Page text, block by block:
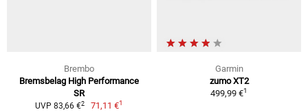
Brembo
Bremsbelag High Performance
SR
UVP 83,66 €2 71,11 €1
Garmin
zumo XT2
499,99 €1